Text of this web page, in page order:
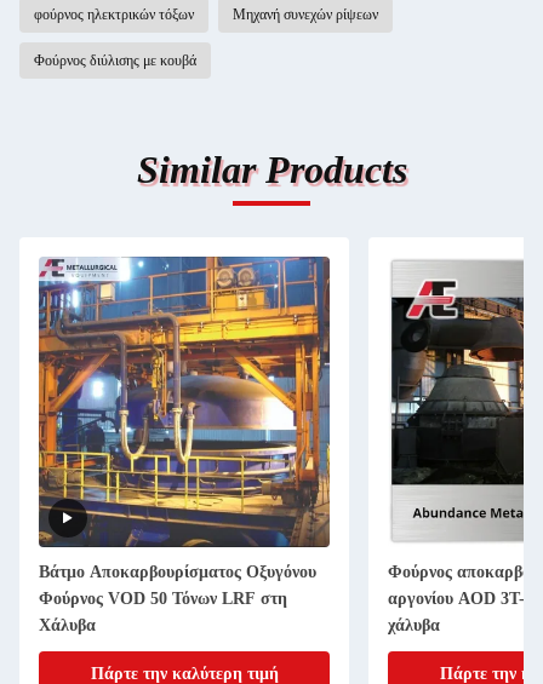
φούρνος ηλεκτρικών τόξων Μηχανή συνεχών ρίψεων
Φούρνος διύλισης με κουβά
Similar Products
Βάτμο Αποκαρβουρίσματος Οξυγόνου
Φούρνος VOD 50 Τόνων LRF στη
Χάλυβα
Πάρτε την καλύτερη τιμή
Φούρνος
αργονίου AOD 3T-
χάλυβα
Πάρτε την